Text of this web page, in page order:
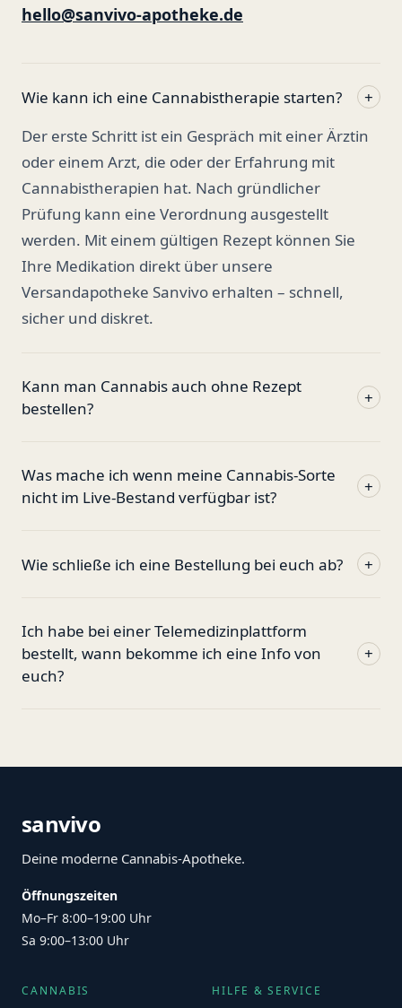
hello@sanvivo-apotheke.de
Wie kann ich eine Cannabistherapie starten?
+
Der erste Schritt ist ein Gespräch mit einer Ärztin
oder einem Arzt, die oder der Erfahrung mit
Cannabistherapien hat. Nach gründlicher
Prüfung kann eine Verordnung ausgestellt
werden. Mit einem gültigen Rezept können Sie
Ihre Medikation direkt über unsere
Versandapotheke Sanvivo erhalten – schnell,
sicher und diskret.
Kann man Cannabis auch ohne Rezept
bestellen?
+
Was mache ich wenn meine Cannabis-Sorte
nicht im Live-Bestand verfügbar ist?
+
Wie schließe ich eine Bestellung bei euch ab? +
Ich habe bei einer Telemedizinplattform
bestellt, wann bekomme ich eine Info von
euch?
+
sanvivo
Deine moderne Cannabis-Apotheke.
Öffnungszeiten
Mo–Fr 8:00–19:00 Uhr
Sa 9:00–13:00 Uhr
CANNABIS HILFE & SERVICE